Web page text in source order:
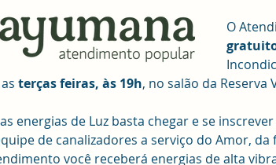
O
terças feiras, às 19h, no salão da Reserva
energias de Luz basta chegar e se
de canalizadores a serviço do Amor,
você receberá energias de alta